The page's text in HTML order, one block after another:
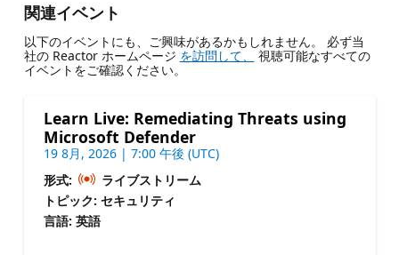
関連イベント
以下のイベントにも、ご興味があるかもしれません。 必ず当
社の Reactor ホームページ を訪問して、
視聴可能なすべての
イベントをご確認ください。
Learn Live: Remediating Threats using
Microsoft Defender
19 8月, 2026 | 7:00 午後 (UTC)
形式:
ライブストリーム
トピック: セキュリティ
言語: 英語